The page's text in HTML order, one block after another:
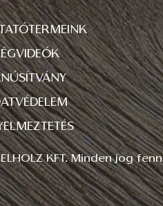
KFT. Minden jog